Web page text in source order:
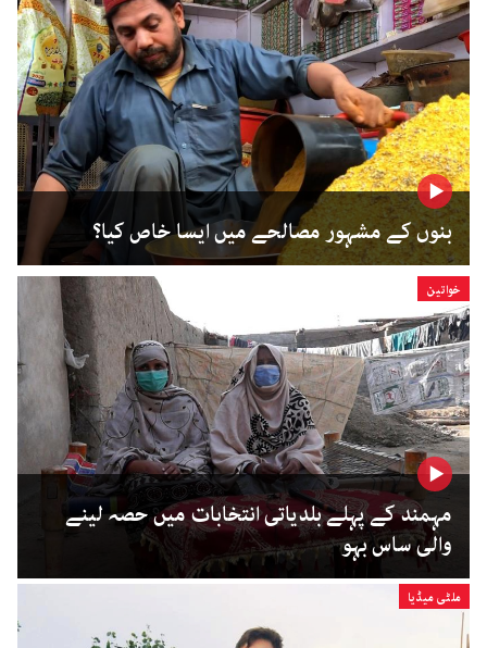
بنوں کے مشہور مصالحے میں ایسا خاص کیا؟
خواتین
مہمند کے پہلے بلدیاتی انتخابات میں حصہ لینے
والی ساس بہو
ملٹی میڈیا